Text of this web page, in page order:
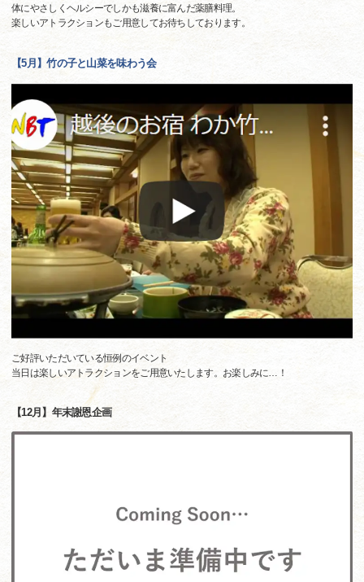
体にやさしくヘルシーでしかも滋養に富んだ薬膳料理。
楽しいアトラクションもご用意してお待ちしております。
【5月】竹の子と山菜を味わう会
ご好評いただいている恒例のイベント
当日は楽しいアトラクションをご用意いたします。お楽しみに…！
【12月】年末謝恩企画